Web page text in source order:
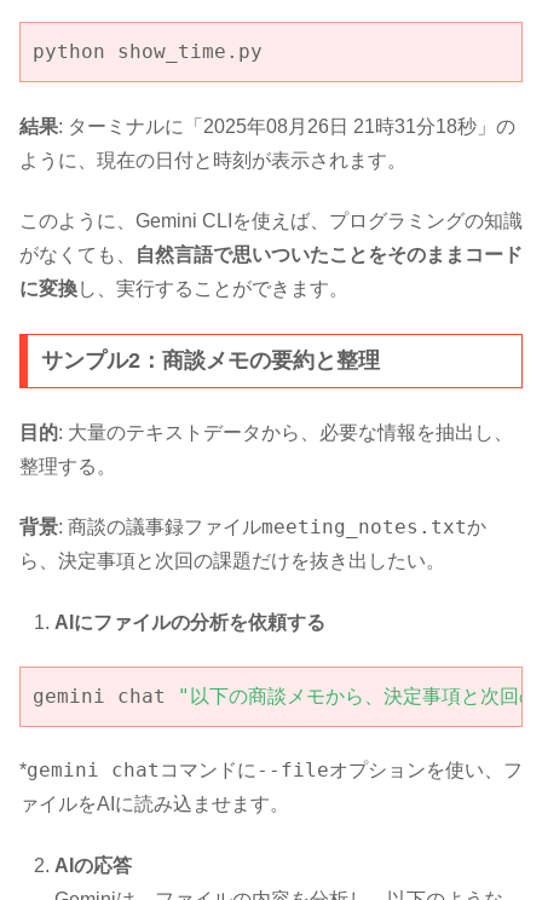
python show_time.py
結果: ターミナルに「2025年08月26日 21時31分18秒」の
ように、現在の日付と時刻が表示されます。
このように、Gemini CLIを使えば、プログラミングの知識
がなくても、
自然言語で思いついたことをそのままコード
に変換し、実行することができます。
サンプル2：商談メモの要約と整理
目的: 大量のテキストデータから、必要な情報を抽出し、
整理する。
背景: 商談の議事録ファイルmeeting_notes.txtか
ら、決定事項と次回の課題だけを抜き出したい。
AIにファイルの分析を依頼する
gemini chat "以下の商談メモから、決定事項と次回
*gemini chat コマンドに --fileオプションを使い、フ
ァイルをAIに読み込ませます。
AIの応答